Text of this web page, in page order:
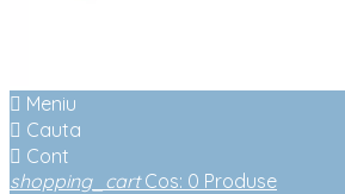
 Meniu
 Cauta
 Cont
shopping_cart Cos: 0 Produse